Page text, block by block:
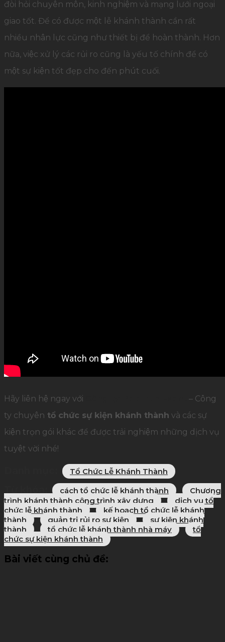
đòi hỏi chuyên môn, kinh nghiệm và mạng lưới ngoại
giao tốt. Để có được một lễ khánh thành cần rất
nhiều nhân lực cũng như thiết bị để hoàn thành. Hơn
nữa, việc xử lý các rủi ro cũng là yếu tố chính để có
một sự kiện tốt đẹp cho đến phút cuối.
Hãy liên hệ ngay với
– Công
ty chuyên tổ chức sự kiện khánh thành và các sự
kiện trọn gói khác để được trải nghiệm những dịch vụ
tuyệt vời nhé!
Tổ Chức Lễ Khánh Thành
cách tổ chức lễ khánh thành
Chương
trình khánh thành công trình xây dựng
dịch vụ tổ
chức lễ khánh thành
kế hoạch tổ chức lễ khánh
thành
quản trị rủi ro sự kiện
sự kiện khánh
thành
tổ chức lễ khánh thành nhà máy
tổ
chức sự kiện khánh thành
Bài viết cùng chủ đề: